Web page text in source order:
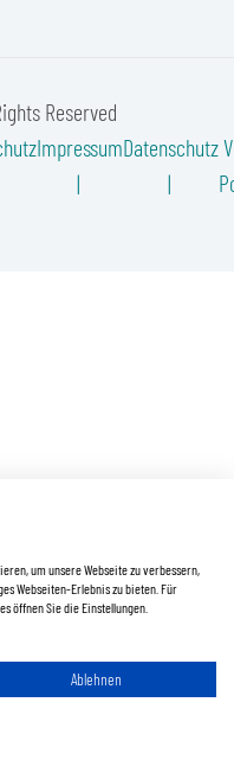
Reserved
ImpressumDatenschutz
um unsere Webseite zu verbessern,
Webseiten-Erlebnis zu bieten. Für
öffnen Sie die Einstellungen.
Ablehnen